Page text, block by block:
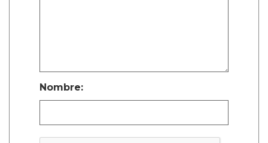
Nombre: